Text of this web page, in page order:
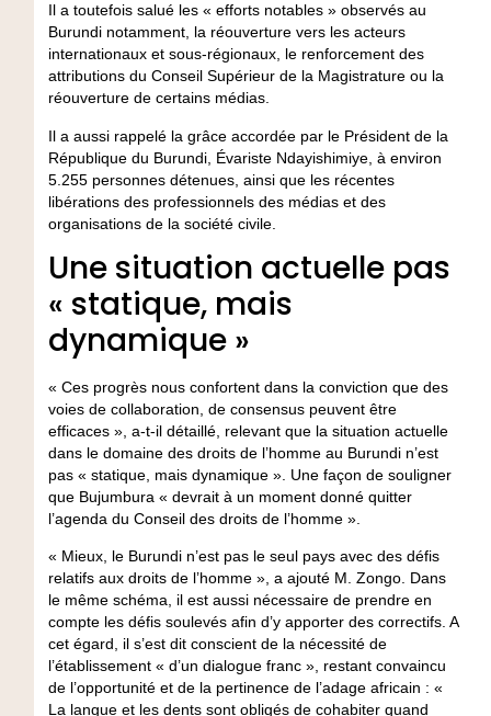
Il a toutefois salué les « efforts notables » observés au
Burundi notamment, la réouverture vers les acteurs
internationaux et sous-régionaux, le renforcement des
attributions du Conseil Supérieur de la Magistrature ou la
réouverture de certains médias.
Il a aussi rappelé la grâce accordée par le Président de la
République du Burundi, Évariste Ndayishimiye, à environ
5.255 personnes détenues, ainsi que les récentes
libérations des professionnels des médias et des
organisations de la société civile.
Une situation actuelle pas
« statique, mais
dynamique »
« Ces progrès nous confortent dans la conviction que des
voies de collaboration, de consensus peuvent être
efficaces », a-t-il détaillé, relevant que la situation actuelle
dans le domaine des droits de l’homme au Burundi n’est
pas « statique, mais dynamique ». Une façon de souligner
que Bujumbura « devrait à un moment donné quitter
l’agenda du Conseil des droits de l’homme ».
« Mieux, le Burundi n’est pas le seul pays avec des défis
relatifs aux droits de l’homme », a ajouté M. Zongo. Dans
le même schéma, il est aussi nécessaire de prendre en
compte les défis soulevés afin d’y apporter des correctifs. A
cet égard, il s’est dit conscient de la nécessité de
l’établissement « d’un dialogue franc », restant convaincu
de l’opportunité et de la pertinence de l’adage africain : «
La langue et les dents sont obligés de cohabiter quand